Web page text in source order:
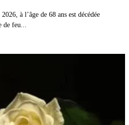
à l’âge de 68 ans est décédée
feu...